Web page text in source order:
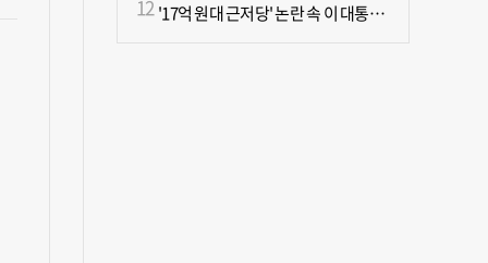
'17억 원대 근저당' 논란 속 이 대통령, 오늘 국민과 부동산 대토론회